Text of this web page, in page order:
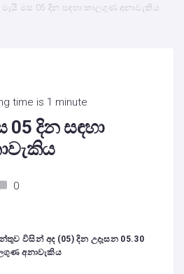
මැයි මස 05 දින සඳහා කාලගුණ අනාවැකිය
time is 1 minute
05 දින සඳහා
0
විසින් අද (05) දින උදෑසන 05.30
අනාවැකිය